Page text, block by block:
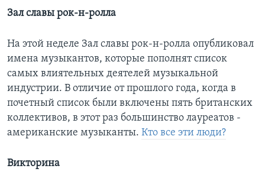
Зал славы рок-н-ролла
На этой неделе Зал славы рок-н-ролла опубликовал
имена музыкантов, которые пополнят список
самых влиятельных деятелей музыкальной
индустрии. В отличие от прошлого года, когда в
почетный список были включены пять британских
коллективов, в этот раз большинство лауреатов -
американские музыканты. Кто все эти люди?
Викторина